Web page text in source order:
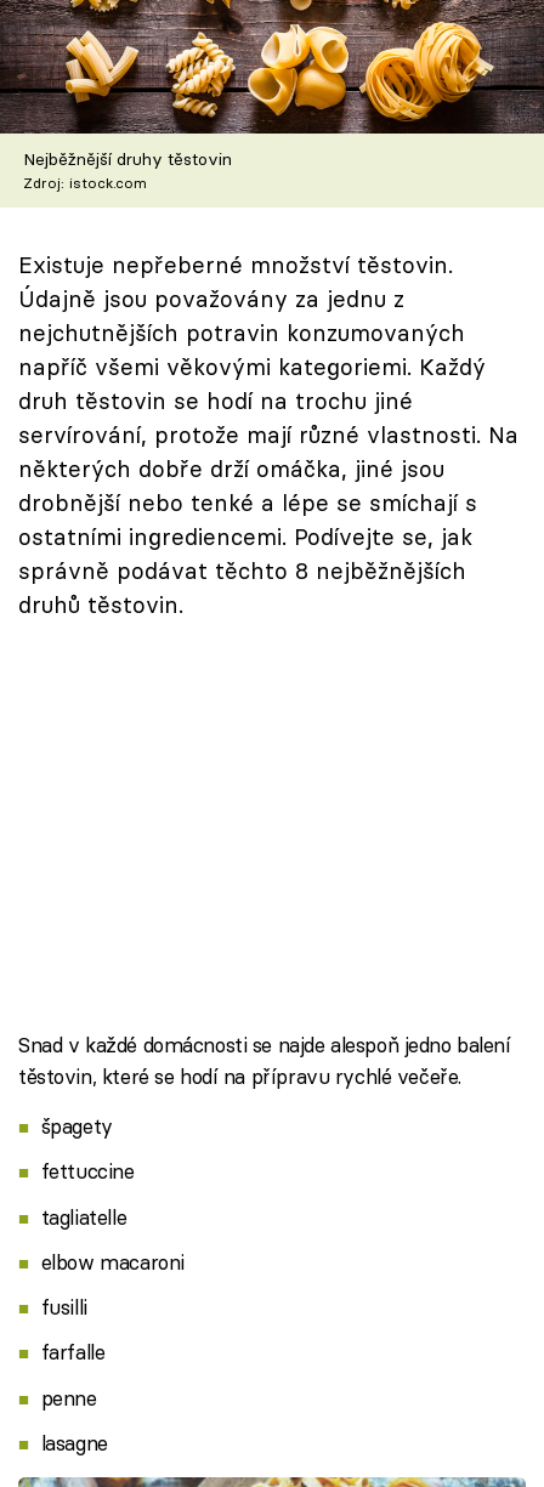
Škola vaření
Recepty z TV
Speciál: Cuketa
Těhotnej kuchař
Sledujte prima+
Přihlášení
Sledujte nás
Nejběžnější druhy těstovin
Zdroj: istock.com
Existuje nepřeberné množství těstovin.
Údajně jsou považovány za jednu z
nejchutnějších potravin konzumovaných
napříč všemi věkovými kategoriemi. Každý
druh těstovin se hodí na trochu jiné
servírování, protože mají různé vlastnosti. Na
některých dobře drží omáčka, jiné jsou
drobnější nebo tenké a lépe se smíchají s
ostatními ingrediencemi. Podívejte se, jak
správně podávat těchto 8 nejběžnějších
druhů těstovin.
Snad v každé domácnosti se najde alespoň jedno balení
těstovin, které se hodí na přípravu rychlé večeře.
špagety
fettuccine
tagliatelle
elbow macaroni
fusilli
farfalle
penne
lasagne